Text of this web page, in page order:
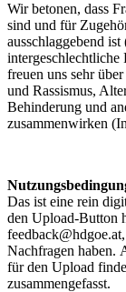
Wir betonen, dass
sind und für
ausschlaggebend
intergeschlechtliche
freuen uns sehr
und Rassismus,
Behinderung und
zusammenwirken
Das ist eine rein
den Upload-Button
Nachfragen haben.
für den Upload
zusammengefasst.